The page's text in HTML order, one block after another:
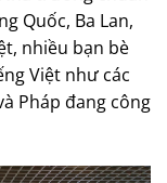
Quốc, Ba Lan,
nhiều bạn bè
Việt như các
Pháp đang công